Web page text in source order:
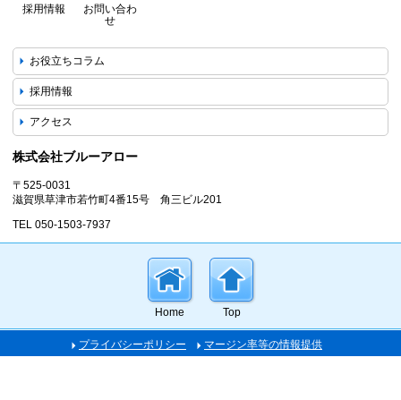
採用情報
お問い合わ
せ
お役立ちコラム
採用情報
アクセス
株式会社ブルーアロー
〒525-0031
滋賀県草津市若竹町4番15号 角三ビル201
TEL 050-1503-7937
Home Top
プライバシーポリシー マージン率等の情報提供